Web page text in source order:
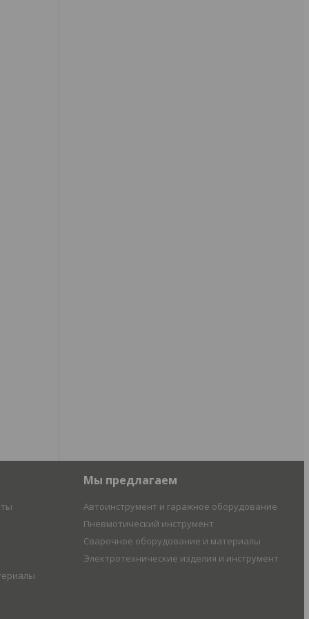
Мы предлагаем
Автоинструмент и гаражное оборудование
Пневмотический инструмент
Сварочное оборудование и материалы
Электротехнические изделия и инструмент